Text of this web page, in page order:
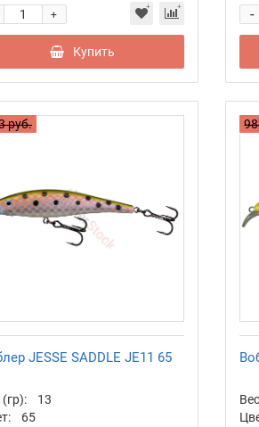
+
Купить
-
руб.
JESSE SADDLE JE11 65
(гр):
13
65